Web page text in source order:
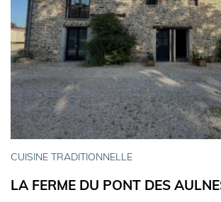
CUISINE TRADITIONNELLE
LA FERME DU PONT DES